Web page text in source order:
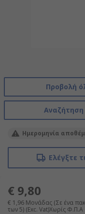
Προβολή
Ημερομηνία
Ελέγξτε
€ 9,80
€ 1,96 Μονάδας (Σε ένα
των 5) (Exc. Vat)Χωρίς Φ.Π.Α